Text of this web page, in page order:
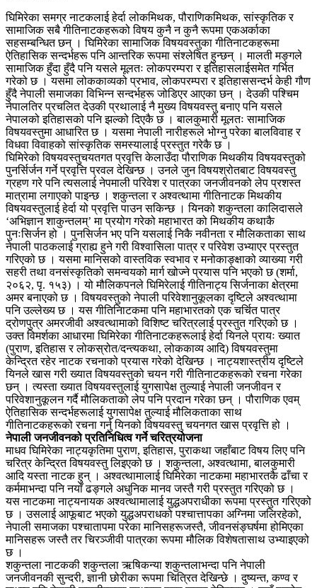
घिमिरेका समग्र नाटकलाई हेर्दा लोकमिथक, पौराणिकमिथक, सांस्कृतिक र
सामाजिक सबै गीतिनाटकहरूको विषय कुनै न कुनै रूपमा एकअर्काका
सहसम्बन्धित छन् । घिमिरेका सामाजिक विषयवस्तुका गीतिनाटकहरूमा
ऐतिहासिक सन्दर्भहरू पनि आन्तरिक रूपमा संश्लेषित हुन्छन् । मालती मङ्गले
सामाजिक हुँदा हुँदै पनि यसले मूलतः लोकपरम्परा र इतिहासलाईसमेत गर्भित
गरेको छ । यसमा लोककाव्यको प्रभाव, लोकपरम्परा र इतिहाससन्दर्भ केही गौण
हुँदै नेपाली समाजका विभिन्न सन्दर्भहरू जोडिएर आएका छन् । देउकी पश्चिम
नेपालतिर प्रचलित देउकी प्रथालाई नै मुख्य विषयवस्तु बनाए पनि यसले
नेपालको इतिहासको पनि झल्को दिएकै छ । बालकुमारी मूलतः सामाजिक
विषयवस्तुमा आधारित छ । यसमा नेपाली नारीहरूले भोग्नु परेका बालविवाह र
विधवा विवाहको सांस्कृतिक समस्यालाई प्रस्तुत गरेकै छ ।
घिमिरेको विषयवस्तुचयतगत प्रवृत्ति केलाउँदा पौराणिक मिथकीय विषयवस्तुको
पुनर्सिर्जन गर्ने प्रवृत्ति प्रवल देखिन्छ । उनले जुन विषयश्रोतबाट विषयवस्तु
ग्रहण गरे पनि त्यसलाई नेपमाली परिवेश र पात्रका जनजीवनको लेप प्रशस्त
मात्रामा लगाएको पाइन्छ । शकुन्तला र अश्वत्थामा गीतिनाटक मिथकीय
विषयवस्तुलाई हेर्दा यो प्रवृत्ति पाउन सकिन्छ । यिनको शकुन्तला कालिदासले
‘अभिज्ञान शाकुन्तलम्’ मा प्रयोग गरेको महाभारत को मिथकीय कथाकै
पुनःसिर्जन हो । पुनसिर्जन भए पनि यसलाई निकै नवीनता र मौलिकताका साथ
नेपाली पाठकलाई ग्राह्य हुने गरी विश्वासिला पात्र र परिवेश उभ्याएर प्रस्तुत
गरिएको छ । यसमा मानिसको वास्तविक स्वभाव र मनोकाङ्क्षाको व्याख्या गरी
सहरी तथा वनसंस्कृतिको समन्वयको मार्ग खोज्ने प्रयास पनि भएको छ (शर्मा,
२०६२, पृ. १५३) । यो मौलिकपनले घिमिरेलाई गीतिनाट्य सिर्जनाका क्षेत्रमा
अमर बनाएको छ । विषयवस्तुको नेपाली परिवेशानुकूलका दृष्टिले अश्वत्थामा
पनि उल्लेख्य छ । यस गीतिनिाटकमा पनि महाभारतको एक चर्चित पात्र
द्रोणपुत्र अमरजीवी अश्वत्थामाको विशिष्ट चरित्रलाई प्रस्तुत गरिएको छ ।
उक्त विमर्शका आधारमा घिमिरेका गीतिनाटकहरूलाई हेर्दा यिनले प्रायः ख्यात
(पुराण, इतिहास र लोकस्रोत/दन्त्यकथा, लोककाव्य आदि) विषयवस्तुमा
केन्द्रित रहेर नाटक रचनाको प्रयास गरेको देखिन्छ । नाट्यशास्त्रीय दृष्टिले
यिनले खास गरी ख्यात विषयवस्तुको चयन गरी गीतिनाटकहरूको रचना गरेका
छन् । त्यस्ता ख्यात विषयवस्तुलाई युगसापेक्ष तुल्याई नेपाली जनजीवन र
परिवेशानुकूलन गर्दै मौलिकताको लेप पनि प्रदान गरेका छन् । पौराणिक एवम्
ऐतिहासिक सन्दर्भहरूलाई युगसापेक्ष तुल्याई मौलिकताका साथ
गीतिनाटकहरूको रचना गर्नु यिनको विषयवस्तु चयनगत खास प्रवृत्ति हो ।
नेपाली जनजीवनको प्रतिनिधित्व गर्ने चरित्रयोजना
माधव घिमिरेका नाट्यकृतिमा पुराण, इतिहास, पुराकथा जहाँबाट विषय लिए पनि
चरित्र केन्द्रित विषयवस्तु लिइएको छ । शकुन्तला, अश्वत्थामा, बालकुमारी
आदि यस्ता नाटक हुन् । अश्वत्थामालाई घिमिरेका नाटकमा महाभारतकै ढाँचा र
कर्ममाभन्दा पनि नयाँ ढङ्गले अधुनिक मानव जस्तै गरी प्रस्तुत गरिएको छ ।
यस नाटकमा नाट्यनायक अश्वत्थामालाई युद्धअपराधीका रूपमा प्रस्तुत गरिएको
छ । उसलाई आफूबाट भएको युद्धअपराधको पश्चात्तापका अग्निमा जलिरहेको,
नेपाली समाजका पश्चातापमा परेका मानिसहरूजस्तै, जीवनसंङ्घर्षमा होमिएका
मानिसहरू जस्तै तर चिरञ्जीवी पात्रका रूपमा मौलिक विशेषतासाथ उभ्याइएको
छ ।
शकुन्तला नाटककी शकुन्तला ऋषिकन्या शकुन्तलाभन्दा पनि नेपाली
जनजीवनकी सुन्दरी, ज्ञानी छोरीका रूपमा चित्रित देखिन्छे । दुष्यन्त, कण्व र